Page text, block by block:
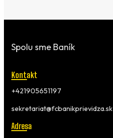
Spolu sme Baník
Kontakt
+421905651197
sekretariat@fcbanikprievidza.sk
Adresa